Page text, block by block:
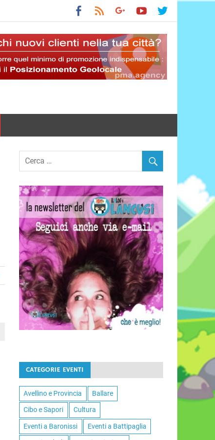
CATEGORIE EVENTI
Avellino e Provincia Ballare
Cibo e Sapori Cultura
Eventi a Baronissi Eventi a Battipaglia